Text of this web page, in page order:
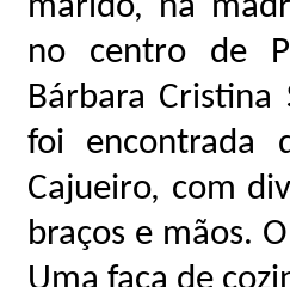
marido, na
no centro de
Bárbara
foi encontrada
Cajueiro, com
braços e mãos.